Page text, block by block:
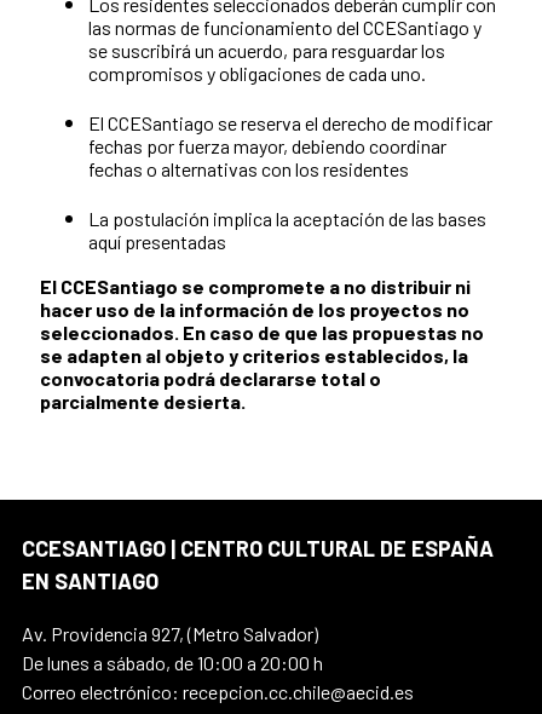
Los residentes seleccionados deberán cumplir con
las normas de funcionamiento del CCESantiago y
se suscribirá un acuerdo, para resguardar los
compromisos y obligaciones de cada uno.
El CCESantiago se reserva el derecho de modificar
fechas por fuerza mayor, debiendo coordinar
fechas o alternativas con los residentes
La postulación implica la aceptación de las bases
aquí presentadas
El CCESantiago se compromete a no distribuir ni
hacer uso de la información de los proyectos no
seleccionados. En caso de que las propuestas no
se adapten al objeto y criterios establecidos, la
convocatoria podrá declararse total o
parcialmente desierta.
CCESANTIAGO | CENTRO CULTURAL DE ESPAÑA
EN SANTIAGO
Av. Providencia 927, (Metro Salvador)
De lunes a sábado, de 10:00 a 20:00 h
Correo electrónico: recepcion.cc.chile@aecid.es